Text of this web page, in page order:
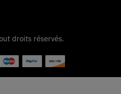
droits réservés.